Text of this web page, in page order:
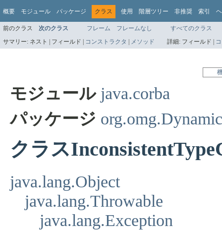
概要 モジュール パッケージ クラス 使用 階層ツリー 非推奨 索引
前のクラス 次のクラス フレーム フレームなし
すべてのクラス
サマリー: ネスト | フィールド | コンストラクタ | メソッド 詳細: フィールド |
モジュール java.corba
パッケージ
クラス
java.lang.Object
java.lang.Throwable
java.lang.Exception